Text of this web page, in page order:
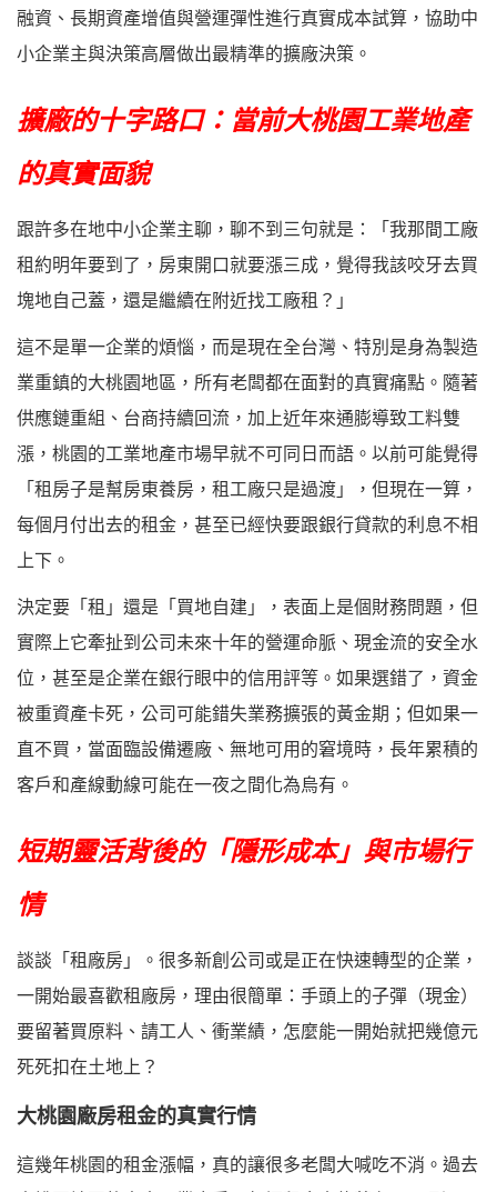
融資、長期資產增值與營運彈性進行真實成本試算，協助中
小企業主與決策高層做出最精準的擴廠決策。
擴廠的十字路口：當前大桃園工業地產
的真實面貌
跟許多在地中小企業主聊，聊不到三句就是：「我那間工廠
租約明年要到了，房東開口就要漲三成，覺得我該咬牙去買
塊地自己蓋，還是繼續在附近找工廠租？」
這不是單一企業的煩惱，而是現在全台灣、特別是身為製造
業重鎮的大桃園地區，所有老闆都在面對的真實痛點。隨著
供應鏈重組、台商持續回流，加上近年來通膨導致工料雙
漲，桃園的工業地產市場早就不可同日而語。以前可能覺得
「租房子是幫房東養房，租工廠只是過渡」，但現在一算，
每個月付出去的租金，甚至已經快要跟銀行貸款的利息不相
上下。
決定要「租」還是「買地自建」，表面上是個財務問題，但
實際上它牽扯到公司未來十年的營運命脈、現金流的安全水
位，甚至是企業在銀行眼中的信用評等。如果選錯了，資金
被重資產卡死，公司可能錯失業務擴張的黃金期；但如果一
直不買，當面臨設備遷廠、無地可用的窘境時，長年累積的
客戶和產線動線可能在一夜之間化為烏有。
短期靈活背後的「隱形成本」與市場行
情
談談「租廠房」。很多新創公司或是正在快速轉型的企業，
一開始最喜歡租廠房，理由很簡單： 手頭上的子彈（現金）
要留著買原料、請工人、衝業績 ，怎麼能一開始就把幾億元
死死扣在土地上？
大桃園廠房租金的真實行情
這幾年桃園的租金漲幅，真的讓很多老闆大喊吃不消。過去